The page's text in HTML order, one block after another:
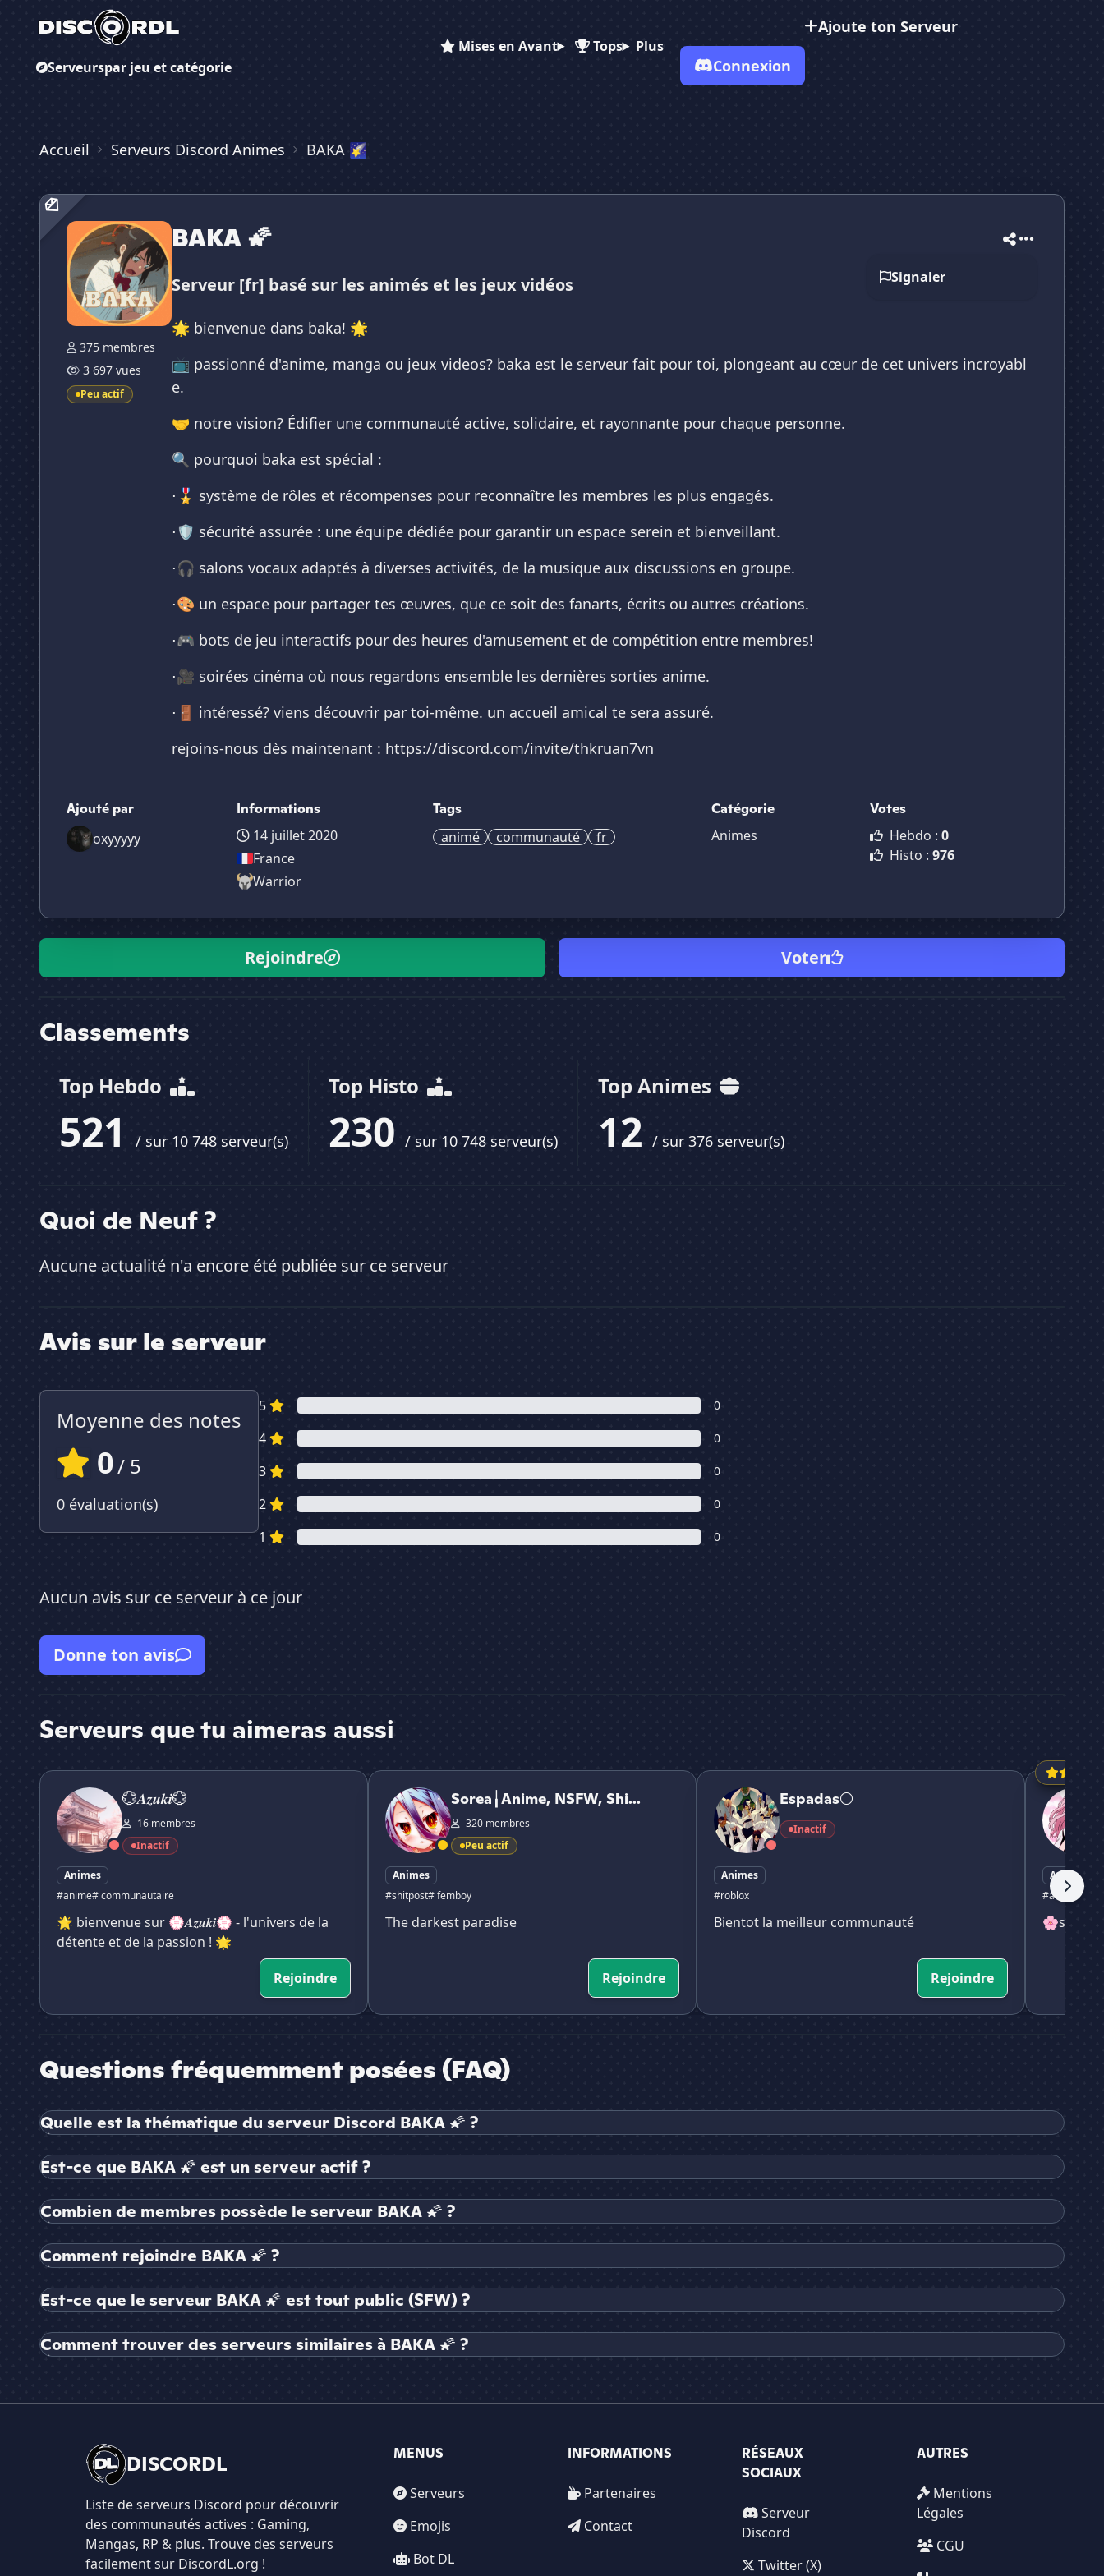
Serveurspar jeu et catégorie
Mises en Avant Tops Plus
Ajoute ton Serveur
Connexion
Accueil Serveurs Discord Animes BAKA 🌠
375 membres
3 697 vues
Peu actif
BAKA 🌠
Signaler
Serveur [fr] basé sur les animés et les jeux vidéos
🌟 bienvenue dans baka! 🌟
📺 passionné d'anime, manga ou jeux videos? baka est le serveur fait pour toi, plongeant au cœur de cet univers incroyabl
e.
🤝 notre vision? Édifier une communauté active, solidaire, et rayonnante pour chaque personne.
🔍 pourquoi baka est spécial :
⋅🎖 système de rôles et récompenses pour reconnaître les membres les plus engagés.
⋅🛡 sécurité assurée : une équipe dédiée pour garantir un espace serein et bienveillant.
⋅🎧 salons vocaux adaptés à diverses activités, de la musique aux discussions en groupe.
⋅🎨 un espace pour partager tes œuvres, que ce soit des fanarts, écrits ou autres créations.
⋅🎮 bots de jeu interactifs pour des heures d'amusement et de compétition entre membres!
⋅🎥 soirées cinéma où nous regardons ensemble les dernières sorties anime.
⋅🚪 intéressé? viens découvrir par toi-même. un accueil amical te sera assuré.
rejoins-nous dès maintenant : https://discord.com/invite/thkruan7vn
Ajouté par
oxyyyyy
Informations
14 juillet 2020
France
Warrior
Tags
animé communauté fr
Catégorie
Animes
Votes
Hebdo :0
Histo :976
Rejoindre Voter
Classements
Top Hebdo
521 / sur 10 748 serveur(s)
Top Histo
230 / sur 10 748 serveur(s)
Top Animes
12 / sur 376 serveur(s)
Quoi de Neuf ?
Aucune actualité n'a encore été publiée sur ce serveur
Avis sur le serveur
Moyenne des notes
0/ 5
0 évaluation(s)
5 0
4 0
3 0
2 0
1 0
Aucun avis sur ce serveur à ce jour
Donne ton avis
Es-tu sûr de vouloir supprimer ton avis de ce serveur ?
Serveurs que tu aimeras aussi
💮𝑨𝒛𝒖𝒌𝒊💮
💮𝑨𝒛𝒖𝒌𝒊💮
16 membres
Inactif
Animes
#anime# communautaire
🌟 bienvenue sur 💮𝑨𝒛𝒖𝒌𝒊💮 - l'univers de la
détente et de la passion ! 🌟
Rejoindre
Sorea╽Anime, NSFW, Shitposts, PFP's, Fights,
Sorea╽Anime, NSFW, Shi...
320 membres
Peu actif
Animes
#shitpost# femboy
The darkest paradise
Rejoindre
Espadas⚪
Espadas⚪
Inactif
Animes
#roblox
Bientot la meilleur communauté
Rejoindre
や SAKURA
Animes
#animes#
Questions fréquemment posées (FAQ)
Quelle est la thématique du serveur Discord BAKA 🌠 ?
Est-ce que BAKA 🌠 est un serveur actif ?
Combien de membres possède le serveur BAKA 🌠 ?
Comment rejoindre BAKA 🌠 ?
Est-ce que le serveur BAKA 🌠 est tout public (SFW) ?
Comment trouver des serveurs similaires à BAKA 🌠 ?
DISCORDL
Liste de serveurs Discord pour découvrir
des communautés actives : Gaming,
Mangas, RP & plus. Trouve des serveurs
facilement sur DiscordL.org !
MENUS
Serveurs
Emojis
Bot DL
INFORMATIONS
Partenaires
Contact
RÉSEAUX
SOCIAUX
Serveur
Discord
Twitter (X)
AUTRES
Mentions
Légales
CGU